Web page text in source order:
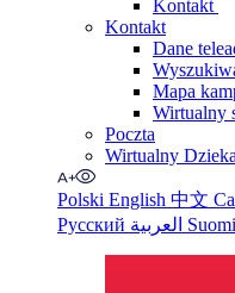
Kontakt
Kontakt
Dane
Mapa
Wirtualny
Poczta
Wirtualny
Polski English 中文
Русский
Suomi